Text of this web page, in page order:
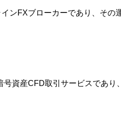
ンFXブローカーであり、そ
資産CFD取引サービスであ